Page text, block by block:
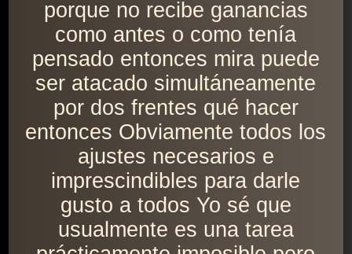
porque no recibe ganancias
como antes o como tenía
pensado entonces mira puede
ser atacado simultáneamente
por dos frentes qué hacer
entonces Obviamente todos los
ajustes necesarios e
imprescindibles para darle
gusto a todos Yo sé que
usualmente es una tarea